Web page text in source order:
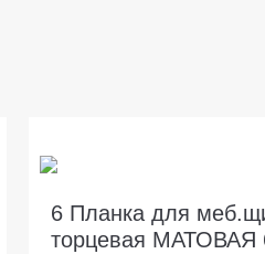
6 Планка для
торцевая МАТОВАЯ